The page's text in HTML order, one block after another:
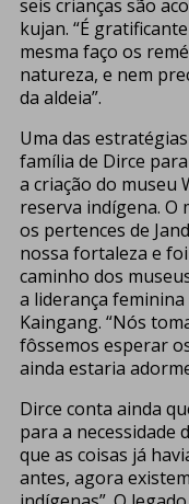
seis crianças são
kujan. “É
mesma faço os
natureza, e nem
da aldeia”.
Uma das
família de Dirce
a criação do museu
reserva indígena.
os pertences de
nossa fortaleza e
caminho dos
a liderança
Kaingang. “Nós
fôssemos esperar
ainda estaria
Dirce conta ainda
para a necessidade
que as coisas já
antes, agora